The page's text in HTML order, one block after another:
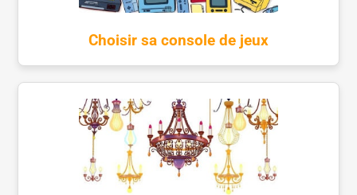
Choisir sa console de jeux